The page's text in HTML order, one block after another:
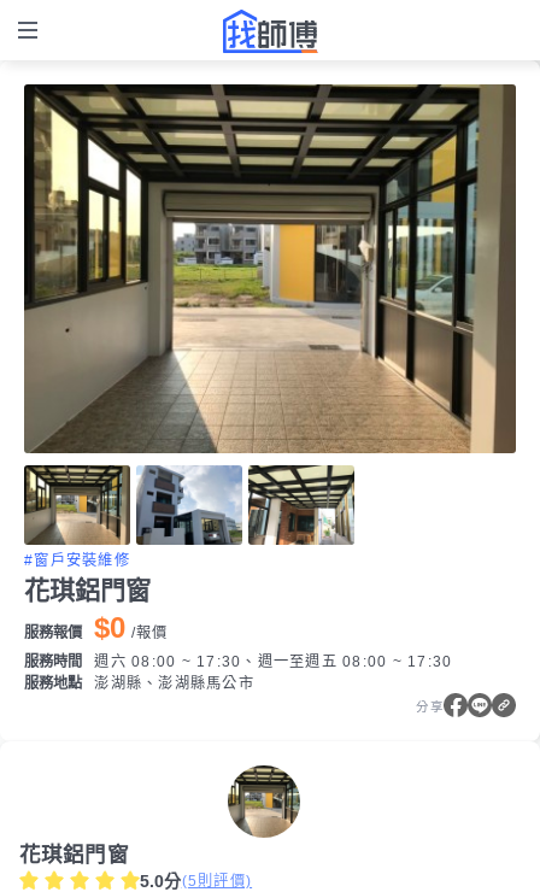
#窗戶安裝維修
花琪鋁門窗
服務報價 $0 /報價
服務時間
週六 08:00 ~ 17:30、週一至週五 08:00 ~ 17:30
服務地點
澎湖縣、澎湖縣馬公市
分享
花琪鋁門窗
5.0分(5 則評價)